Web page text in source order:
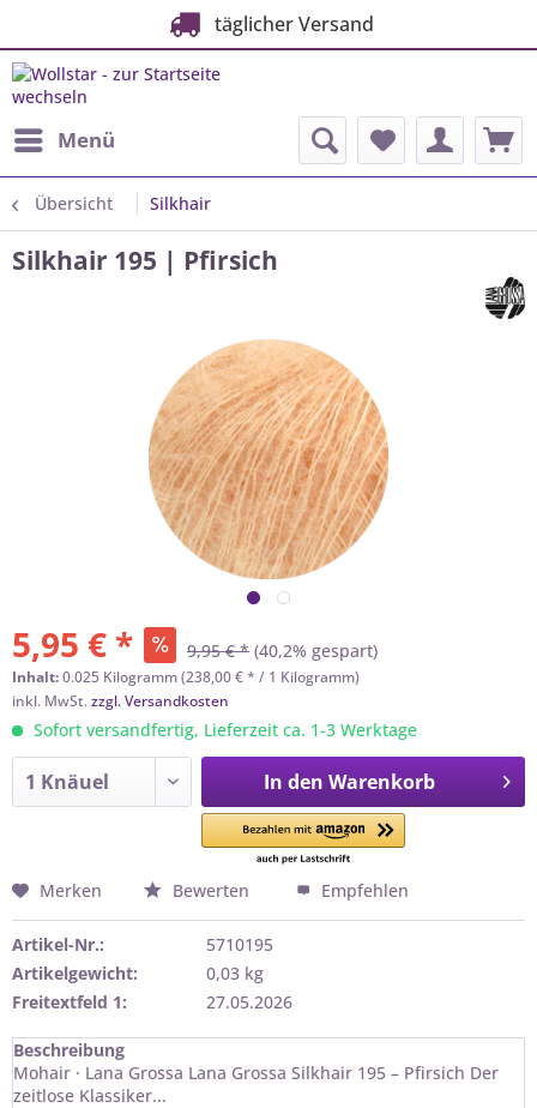
täglicher Versand
Menü
Übersicht Silkhair
Silkhair 195 | Pfirsich
5,95 € * 9,95 € * (40,2% gespart)
Inhalt:0.025 Kilogramm (238,00 € * / 1 Kilogramm)
inkl. MwSt.zzgl. Versandkosten
Sofort versandfertig, Lieferzeit ca. 1-3 Werktage
In den Warenkorb
Merken Bewerten Empfehlen
Artikel-Nr.:
5710195
Artikelgewicht:
0,03 kg
Freitextfeld 1:
27.05.2026
Beschreibung
Mohair · Lana Grossa Lana Grossa Silkhair 195 – Pfirsich Der
zeitlose Klassiker...